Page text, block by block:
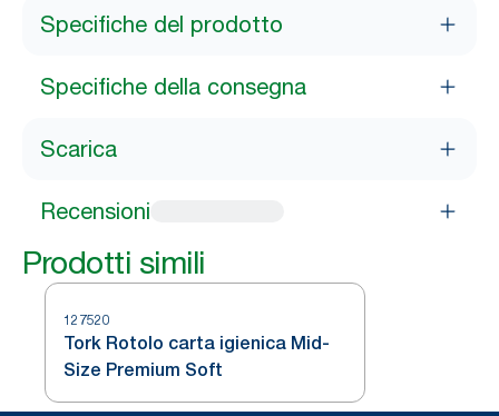
Specifiche del prodotto
Specifiche della consegna
Scarica
Recensioni
Prodotti simili
127520
Tork Rotolo carta igienica Mid-
Size Premium Soft